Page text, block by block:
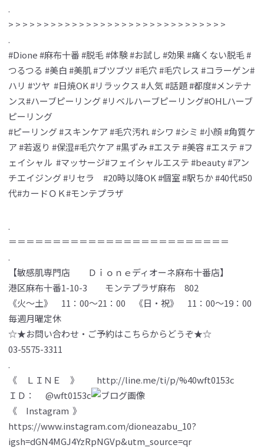
.
> > > > > > > > > > > > > > > > > > > > > > > > > > > > > > >
.
#Dione #麻布十番 #脱毛 #体験 #お試し #効果 #痛くない脱毛 #
つるつる #美白 #美肌 #ブツブツ #毛穴 #毛穴レス #コラーゲン#
ハリ #ツヤ #日焼OK #リラックス #人気 #話題 #都度#メンテナ
ンス#ハーブピーリング #リベルハーブピーリング#OHLハーブ
ピーリング
#ピーリング #スキンケア #毛穴汚れ #シワ #シミ #小顔 #角質ケ
ア #若返り #保湿#毛穴ケア #黒ずみ #エステ #美容 #エステ #フ
ェイシャル #マッサージ#フェイシャルエステ #beauty #アン
チエイジング #リセラ #20時以降OK #個室 #駅ちか #40代#50
代#カードＯＫ#モンテプラザ
.
＝＝＝＝＝＝＝＝＝＝＝＝＝＝＝＝＝＝＝＝＝＝＝＝＝
.
【敏感肌専門店 Ｄｉｏｎｅディオーネ麻布十番店】
港区麻布十番1-10-3 モンテプラザ麻布 802
《火～土》 11：00～21：00 《日・祝》 11：00～19：00
毎週月曜定休
☆★お問い合わせ・ご予約はこちらからどうぞ★☆
03-5575-3311
.
《 ＬＩＮＥ 》 http://line.me/ti/p/%40wft0153c
ＩＤ： @wft0153c
《 Instagram 》
https://www.instagram.com/dioneazabu_10?
igsh=dGN4MGJ4YzRpNGVp&utm_source=qr